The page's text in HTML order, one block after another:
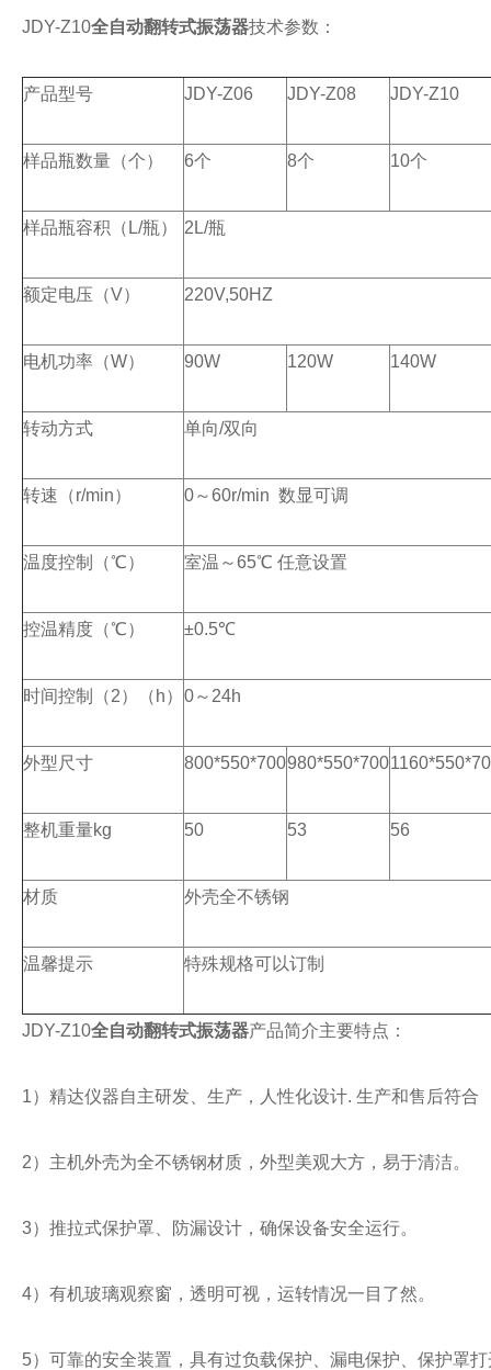
JDY-Z10全自动翻转式振荡器技术参数：
产品型号 JDY-Z06 JDY-Z08 JDY-Z10
样品瓶数量（个） 6个 8个 10个
样品瓶容积（L/瓶） 2L/瓶
额定电压（V） 220V,50HZ
电机功率（W） 90W 120W 140W
转动方式 单向/双向
转速（r/min） 0～60r/min 数显可调
温度控制（℃） 室温～65℃ 任意设置
控温精度（℃） ±0.5℃
时间控制（2）（h） 0～24h
外型尺寸 800*550*700980*550*700
整机重量kg 50 53 56
材质 外壳全不锈钢
温馨提示 特殊规格可以订制
JDY-Z10全自动翻转式振荡器产品简介主要特点：
1）精达仪器自主研发、生产，人性化设计. 生产和售后符合
2）主机外壳为全不锈钢材质，外型美观大方，易于清洁。
3）推拉式保护罩、防漏设计，确保设备安全运行。
4）有机玻璃观察窗，透明可视，运转情况一目了然。
5）可靠的安全装置，具有过负载保护、漏电保护、保护罩